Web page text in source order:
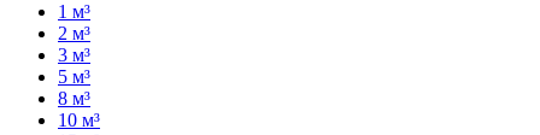
1 м³
2 м³
3 м³
5 м³
8 м³
10 м³